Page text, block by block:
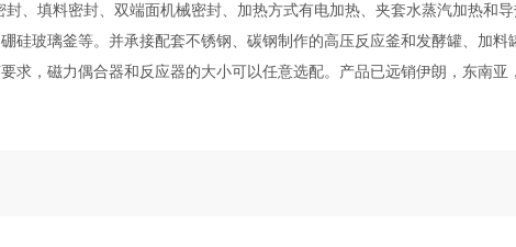
、填料密封、双端面机械密封、加热方式有电加热、夹套水蒸汽加热和
硅玻璃釜等。并承接配套不锈钢、碳钢制作的高压反应釜和发酵罐、加
求，磁力偶合器和反应器的大小可以任意选配。产品已远销伊朗，东南